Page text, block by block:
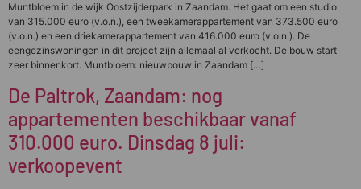
Muntbloem in de wijk Oostzijderpark in Zaandam. Het gaat om een studio
van 315.000 euro (v.o.n.), een tweekamerappartement van 373.500 euro
(v.o.n.) en een driekamerappartement van 416.000 euro (v.o.n.). De
eengezinswoningen in dit project zijn allemaal al verkocht. De bouw start
zeer binnenkort. Muntbloem: nieuwbouw in Zaandam […]
De Paltrok, Zaandam: nog
appartementen beschikbaar vanaf
310.000 euro. Dinsdag 8 juli:
verkoopevent